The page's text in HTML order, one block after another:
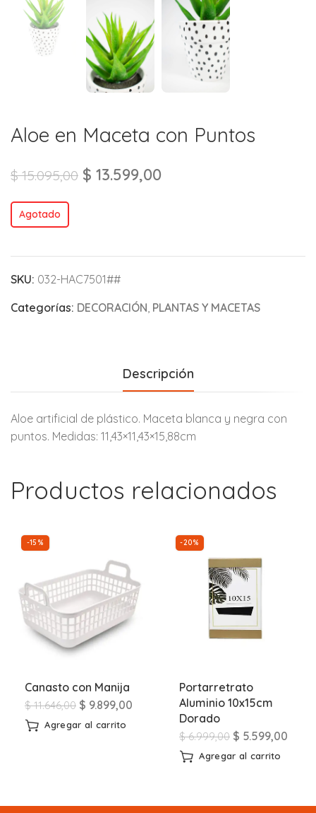
Aloe en Maceta con Puntos
$15.095,00 $ 13.599,00
Agotado
SKU: 032-HAC7501##
Categorías: DECORACIÓN PLANTAS Y MACETAS
Descripción
Aloe artificial de plástico. Maceta blanca y negra con
puntos. Medidas: 11,43×11,43×15,88cm
Productos relacionados
-15%
Canasto con Manija
$11.646,00 $ 9.899,00
Agregar al carrito
-20%
Portarretrato
Aluminio 10x15cm
Dorado
$6.999,00 $ 5.599,00
Agregar al carrito